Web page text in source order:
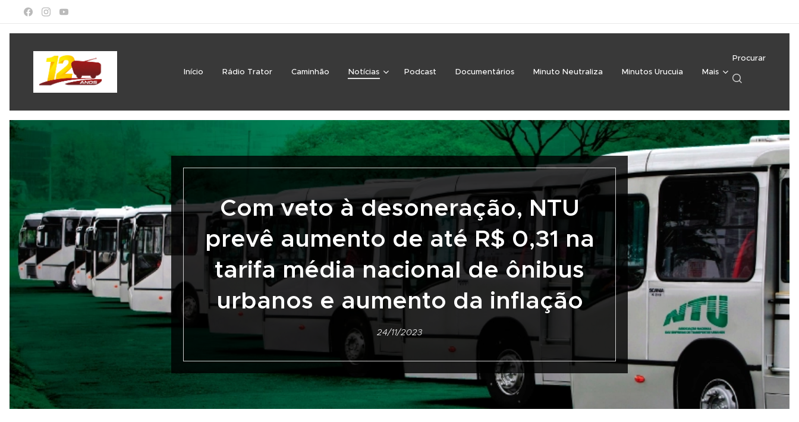
Início Rádio Trator Caminhão Notícias Podcast Documentários Minuto Neutraliza Minutos Urucuia Mais
Procurar
Com veto à desoneração, NTU
prevê aumento de até R$ 0,31 na
tarifa média nacional de ônibus
urbanos e aumento da inflação
24/11/2023